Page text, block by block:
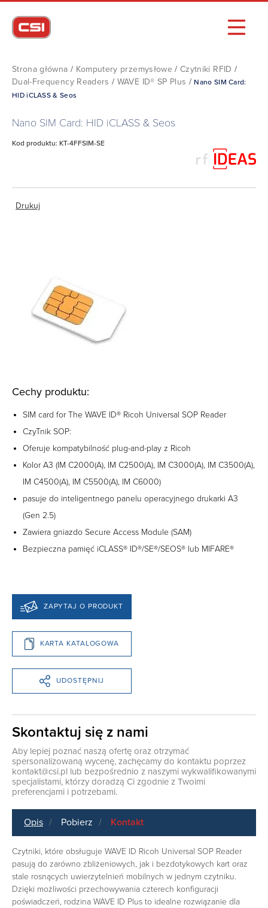
Strona główna / Komputery przemysłowe /Czytniki RFID /
Dual-Frequency Readers / WAVE ID® SP Plus /Nano SIM Card:
HID iCLASS & Seos
Nano SIM Card: HID iCLASS & Seos
Kod produktu: KT-4FFSIM-SE
Drukuj
Cechy produktu:
SIM card for The WAVE ID® Ricoh Universal SOP Reader
CzyTnik SOP:
Oferuje kompatybilność plug-and-play z Ricoh
Kolor A3 (IM C2000(A), IM C2500(A), IM C3000(A), IM C3500(A),
IM C4500(A), IM C5500(A), IM C6000)
pasuje do inteligentnego panelu operacyjnego drukarki A3
(Gen 2.5)
Zawiera gniazdo Secure Access Module (SAM)
Bezpieczna pamięć iCLASS® ID®/SE®/SEOS® lub MIFARE®
ZAPYTAJ O PRODUKT
KARTA KATALOGOWA
UDOSTĘPNIJ
Skontaktuj się z nami
Aby lepiej poznać naszą ofertę oraz otrzymać
spersonalizowaną wycenę, zachęcamy do kontaktu poprzez
kontakt@csi.pl lub bezpośrednio z naszymi wykwalifikowanymi
specjalistami, którzy doradzą Ci zgodnie z Twoimi
preferencjami i potrzebami.
Opis Pobierz Kontakt
Czytniki, które obsługuje WAVE ID Ricoh Universal SOP Reader
pasują do zarówno zbliżeniowych, jak i bezdotykowych kart oraz
stale rosnących uwierzytelnień mobilnych w jednym czytniku.
Dzięki możliwości przechowywania czterech konfiguracji
poświadczeń, rodzina WAVE ID Plus to idealne rozwiązanie dla